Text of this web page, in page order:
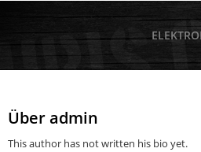
Überadmin
This author has not written his bio yet.